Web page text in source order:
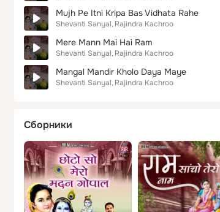
Mujh Pe Itni Kripa Bas Vidhata Rahe
Shevanti Sanyal Rajindra Kachroo
Mere Mann Mai Hai Ram
Shevanti Sanyal Rajindra Kachroo
Mangal Mandir Kholo Daya Maye
Shevanti Sanyal Rajindra Kachroo
Сборники